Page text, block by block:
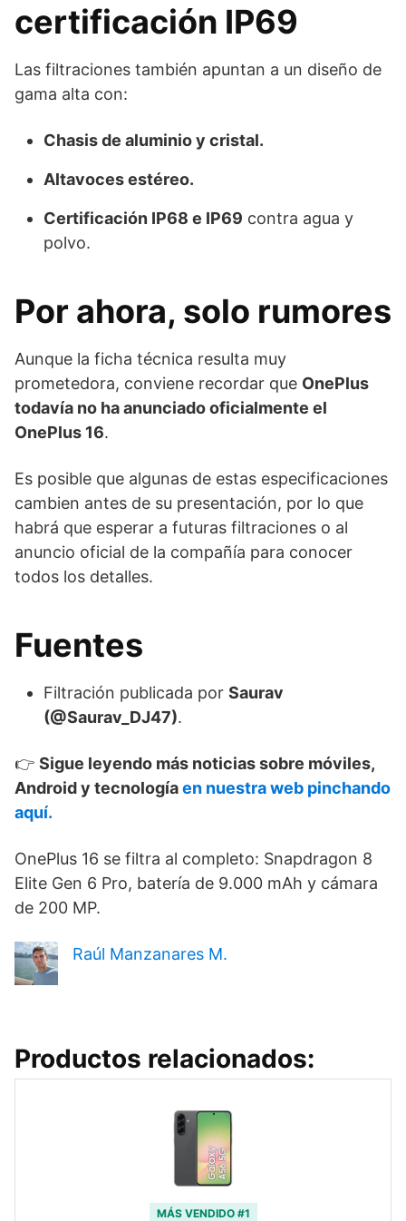
certificación IP69
Las filtraciones también apuntan a un diseño de
gama alta con:
Chasis de aluminio y cristal.
Altavoces estéreo.
Certificación IP68 e IP69 contra agua y
polvo.
Por ahora, solo rumores
Aunque la ficha técnica resulta muy
prometedora, conviene recordar que OnePlus
todavía no ha anunciado oficialmente el
OnePlus 16.
Es posible que algunas de estas especificaciones
cambien antes de su presentación, por lo que
habrá que esperar a futuras filtraciones o al
anuncio oficial de la compañía para conocer
todos los detalles.
Fuentes
Filtración publicada por Saurav
(@Saurav_DJ47).
👉 Sigue leyendo más noticias sobre móviles,
Android y tecnologíaen nuestra web pinchando
aquí.
OnePlus 16 se filtra al completo: Snapdragon 8
Elite Gen 6 Pro, batería de 9.000 mAh y cámara
de 200 MP.
Raúl Manzanares M.
Productos relacionados:
MÁS VENDIDO #1